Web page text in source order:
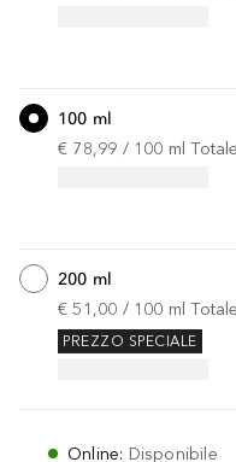
100 ml
€ 78,99 / 100 ml
200 ml
€ 51,00 / 100 ml
PREZZO SPECIALE
Online: Disponibile